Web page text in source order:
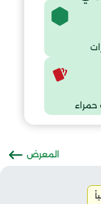
حمراء
المعرض